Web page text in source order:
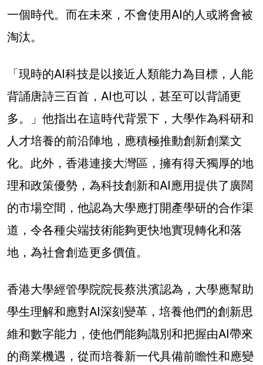
一個時代。而在未來，不會使用AI的人或將會被
淘汰。
「現時的AI科技是以接近人類能力為目標，人能
背誦唐詩三百首，AI也可以，甚至可以背誦更
多。」他指出在這時代背景下，大學作為科研和
人才培養的前沿陣地，應積極推動創新創業文
化。此外，香港連接大灣區，擁有得天獨厚的地
理和政策優勢，為科技創新和AI應用提供了廣闊
的市場空間，他認為大學應打開產學研的合作渠
道，令各種尖端技術能夠更快地實現轉化和落
地，為社會創造更多價值。
香港大學經管學院院長蔡洪濱認為，大學應幫助
學生理解和應對AI深刻變革，培養他們的創新思
維和數字能力，使他們能夠識別和把握由AI帶來
的商業機遇 ，從而培養新一代具備前瞻性和應變